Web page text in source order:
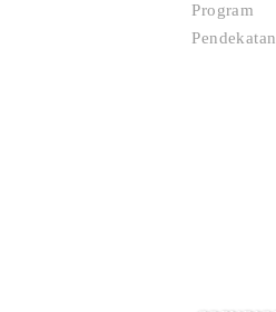
Program
Pendekatan